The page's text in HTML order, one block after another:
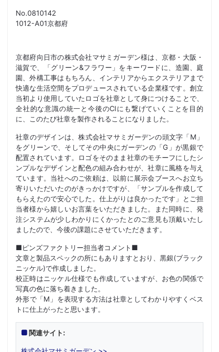
No.0810142
1012-A01京都府
京都府向日市の株式会社マサミガーデン様は、京都・大阪・
滋賀で、「グリーン&フラワー」をキーワードに、造園、庭
園、外構工事はもちろん、インテリアからエクステリアまで
快適な生活空間をプロデュースされている企業様です。創立
当初より使用していたロゴを社章として身につけることで、
全社的な意識の統一と今後のCIにも繋げていくことを目的
に、このたび社章を製作されることになりました。
社章のデザインは、株式会社マサミガーデンの頭文字「M」
をグリーンで、そしてその中央にガーデンの「G」が黒銀で
配置されています。ロゴをそのまま社章のモチーフにしたシ
ンプルなデザインと配色の組み合わせが、社章に風格を与え
ています。当社へのご依頼は、以前に展示会ブースへお立ち
寄りいただいたのがきっかけですが、「サンプルを作成して
もらえたので安心でした。仕上がりは良かったです」とご担
当者様から嬉しいお言葉をいただきました。また同時に、発
注システムが少しわかりにくかったとのご意見も頂戴いたし
ましたので、今後の課題にさせていただきます。
■ピンズファクトリー担当者コメント■
文章と製品スペックの所にもありますとおり、黒銀(ブラック
ニッケル)で作成しました。
校正時はニッケル仕様でも作成していますが、お色の関係で
写真の色に落ち着きました。
外形で「M」を表現する方法は社章としてわかりやすくベス
トに仕上がったと思います。
関連サイト: